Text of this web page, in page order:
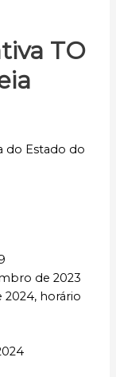
TO
do Estado do
de 2023
2024, horário